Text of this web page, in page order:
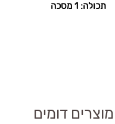
תכולה: 1 מסכה
מוצרים דומים